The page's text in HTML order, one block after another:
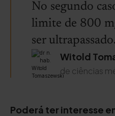
No segundo
limite de 800
ser ultrapassado.
Witold
de ciências
Poderá ter interesse